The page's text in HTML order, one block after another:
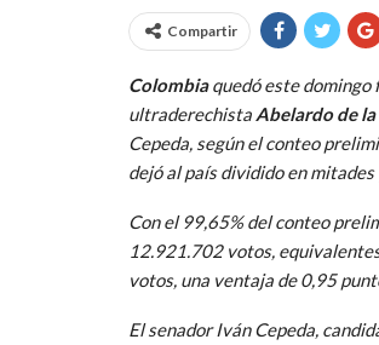
Compartir
Colombiaquedó este domingo
ultraderechista Abelardo de
Cepeda, según el conteo
dejó al país dividido en
Con el 99,65% del conteo
12.921.702 votos,
votos, una ventaja de 0,95
El senador Iván Cepeda,